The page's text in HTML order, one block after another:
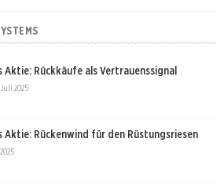
Aktie: Rückkäufe als Vertrauenssignal
Juli 2025
Aktie: Rückenwind für den Rüstungsriesen